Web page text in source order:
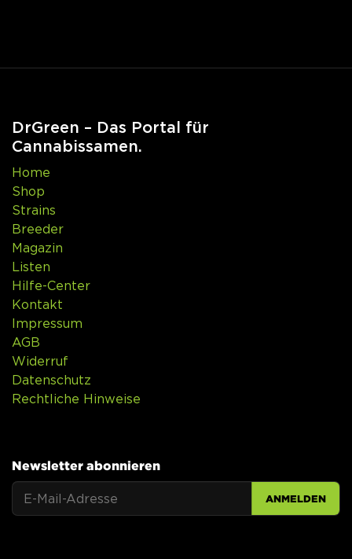
DrGreen – Das Portal für
Cannabissamen.
Home
Shop
Strains
Breeder
Magazin
Listen
Hilfe-Center
Kontakt
Impressum
AGB
Widerruf
Datenschutz
Rechtliche Hinweise
Newsletter abonnieren
ANMELDEN